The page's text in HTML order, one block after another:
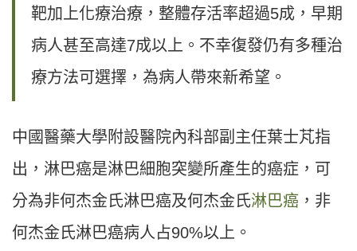
靶加上化療治療，整體存活率超過5成，早期
病人甚至高達7成以上。不幸復發仍有多種治
療方法可選擇，為病人帶來新希望。
中國醫藥大學附設醫院內科部副主任葉士芃指
出，淋巴癌是淋巴細胞突變所產生的癌症，可
分為非何杰金氏淋巴癌及何杰金氏淋巴癌 ，非
何杰金氏淋巴癌病人占90%以上。